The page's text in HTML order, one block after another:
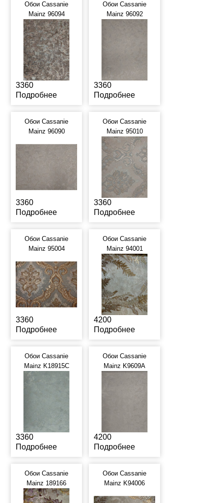
Обои Cassanie
Mainz 96094
3360
Подробнее
Обои Cassanie
Mainz 96092
3360
Подробнее
Обои Cassanie
Mainz 96090
3360
Подробнее
Обои Cassanie
Mainz 95010
3360
Подробнее
Обои Cassanie
Mainz 95004
3360
Подробнее
Обои Cassanie
Mainz 94001
4200
Подробнее
Обои Cassanie
Mainz K18915C
3360
Подробнее
Обои Cassanie
Mainz K9609A
4200
Подробнее
Обои Cassanie
Mainz 189166
Обои Cassanie
Mainz K94006